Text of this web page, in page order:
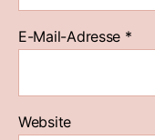
E-Mail-Adresse *
Website